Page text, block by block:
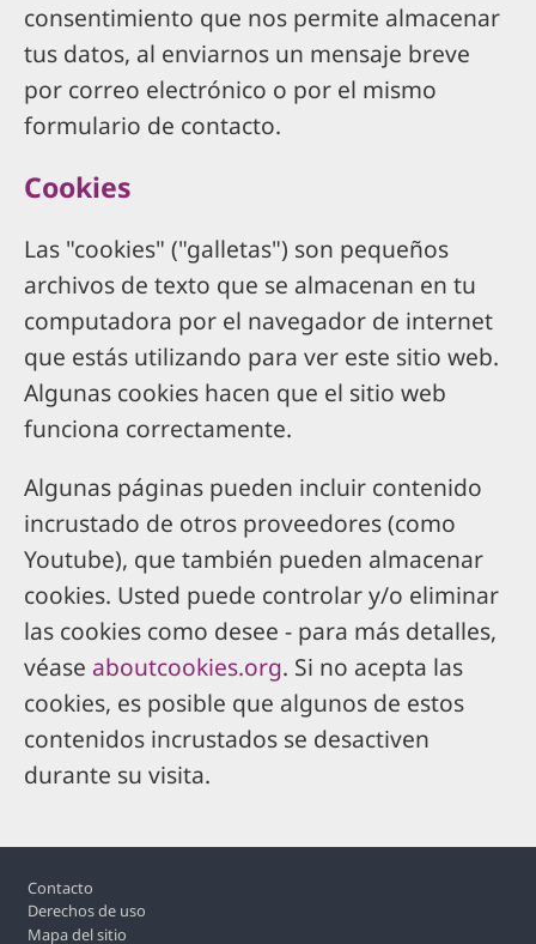
consentimiento que nos permite almacenar
tus datos, al enviarnos un mensaje breve
por correo electrónico o por el mismo
formulario de contacto.
Cookies
Las "cookies" ("galletas") son pequeños
archivos de texto que se almacenan en tu
computadora por el navegador de internet
que estás utilizando para ver este sitio web.
Algunas cookies hacen que el sitio web
funciona correctamente.
Algunas páginas pueden incluir contenido
incrustado de otros proveedores (como
Youtube), que también pueden almacenar
cookies. Usted puede controlar y/o eliminar
las cookies como desee - para más detalles,
véase aboutcookies.org. Si no acepta las
cookies, es posible que algunos de estos
contenidos incrustados se desactiven
durante su visita.
Contacto
Derechos de uso
Mapa del sitio